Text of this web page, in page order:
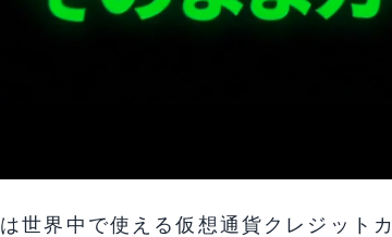
は世界中で使える仮想通貨クレジッ